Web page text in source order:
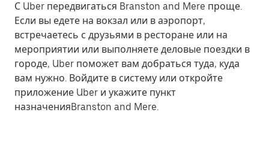
С Uber передвигаться Branston and Mere проще.
Если вы едете на вокзал или в аэропорт,
встречаетесь с друзьями в ресторане или на
мероприятии или выполняете деловые поездки в
городе, Uber поможет вам добраться туда, куда
вам нужно. Войдите в систему или откройте
приложение Uber и укажите пункт
назначенияBranston and Mere.